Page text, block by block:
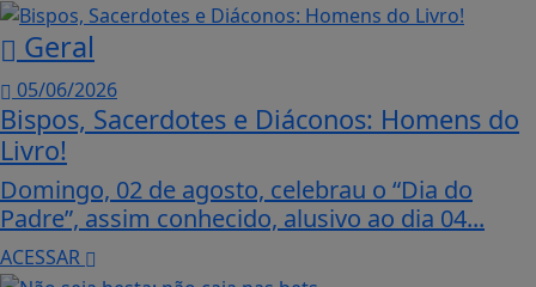
Geral
05/06/2026
Bispos, Sacerdotes e Diáconos: Homens do
Livro!
Domingo, 02 de agosto, celebrau o “Dia do
Padre”, assim conhecido, alusivo ao dia 04...
ACESSAR